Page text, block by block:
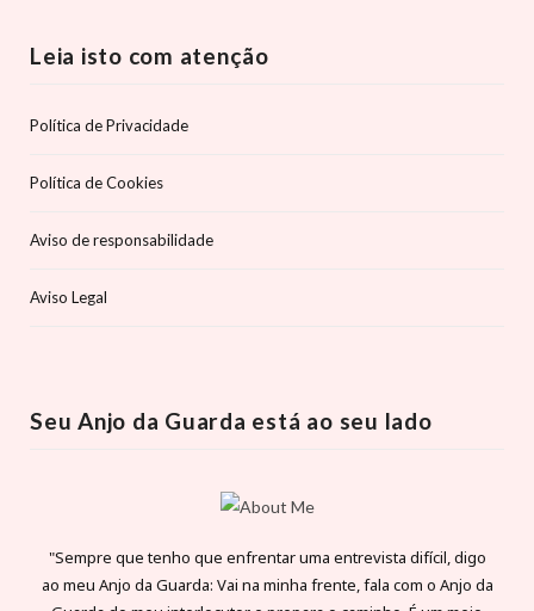
Leia isto com atenção
Política de Privacidade
Política de Cookies
Aviso de responsabilidade
Aviso Legal
Seu Anjo da Guarda está ao seu lado
"Sempre que tenho que enfrentar uma entrevista difícil, digo
ao meu Anjo da Guarda: Vai na minha frente, fala com o Anjo da